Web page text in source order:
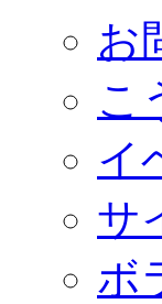
お
こ
イ
サ
ボ